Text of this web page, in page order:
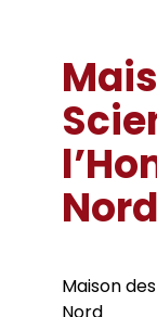
ED
Présentation
Unités de
Doctorats
Règlement
Textes de
Inscription
Votre
Thèses
Thèses
Cursus et
Nord
Maison